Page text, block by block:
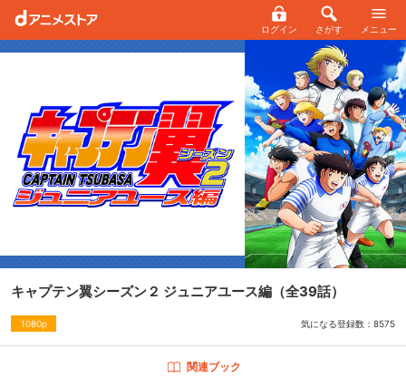
ログイン さがす メニュー
キャプテン翼シーズン２ ジュニアユース編 （全39話）
1080p 気になる登録数： 8575
関連ブック